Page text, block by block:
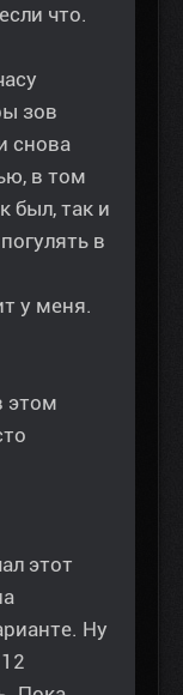
что.
зов
снова
в том
был, так и
в
у меня.
этом
этот
Ну